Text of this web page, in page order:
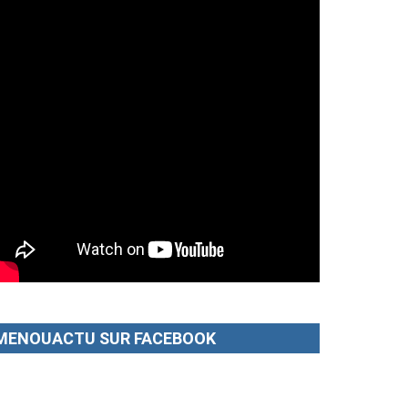
SUR FACEBOOK